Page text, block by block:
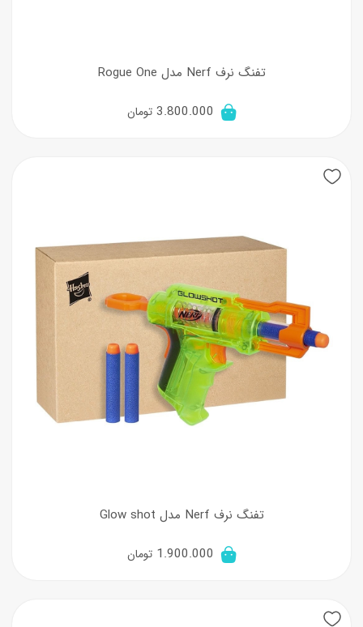
تفنگ نرف Nerf مدل Rogue One
3.800.000 تومان
تفنگ نرف Nerf مدل Glow shot
1.900.000 تومان